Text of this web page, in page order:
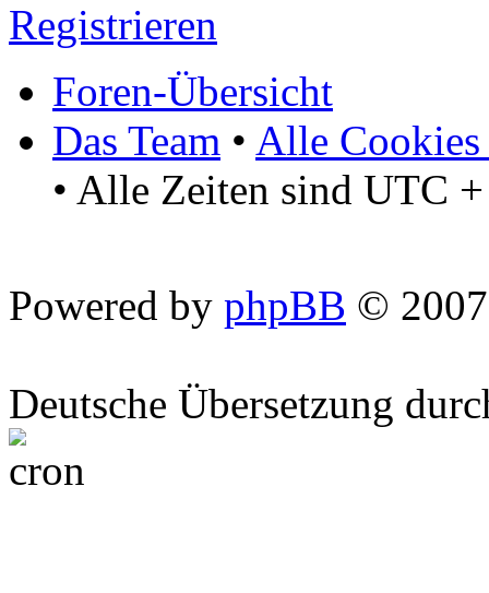
Registrieren
Foren-Übersicht
Das Team • Alle Cookies
• Alle Zeiten sind UTC
Powered by phpBB ©
Deutsche Übersetzung